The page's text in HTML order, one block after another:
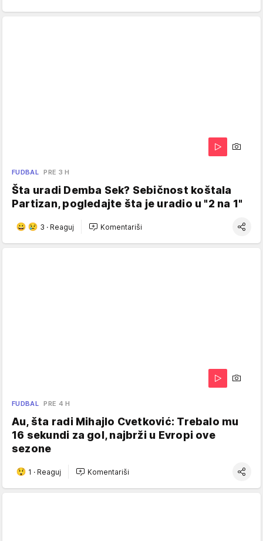
FUDBAL PRE 3 H
Šta uradi Demba Sek? Sebičnost koštala
Partizan, pogledajte šta je uradio u "2 na 1"
3 · Reaguj Komentariši
FUDBAL PRE 4 H
Au, šta radi Mihajlo Cvetković: Trebalo mu
16 sekundi za gol, najbrži u Evropi ove
sezone
1 · Reaguj Komentariši